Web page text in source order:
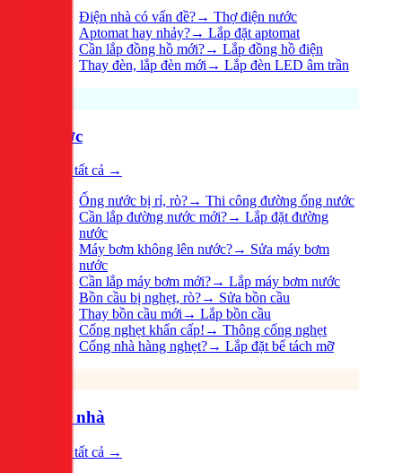
Điện nhà có vấn đề?→ Thợ điện nước
Aptomat hay nhảy?→ Lắp đặt aptomat
Cần lắp đồng hồ mới?→ Lắp đồng hồ điện
Thay đèn, lắp đèn mới → Lắp đèn LED âm trần
Nước
Xem tất cả →
Ống nước bị rỉ, rò?→ Thi công đường ống nước
Cần lắp đường nước mới?→ Lắp đặt đường
nước
Máy bơm không lên nước?→ Sửa máy bơm
nước
Cần lắp máy bơm mới?→ Lắp máy bơm nước
Bồn cầu bị nghẹt, rò?→ Sửa bồn cầu
Thay bồn cầu mới → Lắp bồn cầu
Cống nghẹt khẩn cấp! → Thông cống nghẹt
Cống nhà hàng nghẹt?→ Lắp đặt bể tách mỡ
Sửa nhà
Xem tất cả →